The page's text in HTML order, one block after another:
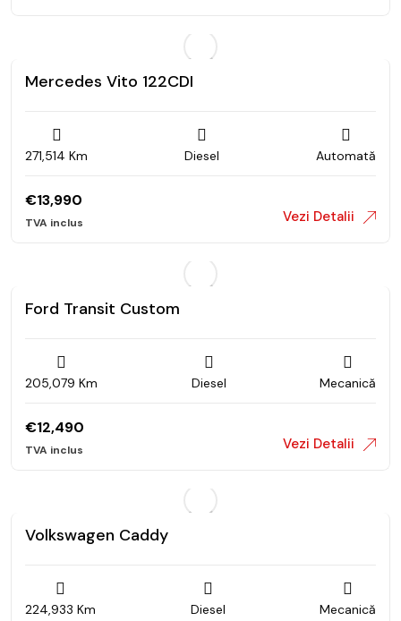
Mercedes Vito 122CDI
271,514 Km Diesel Automată
€13,990
Vezi Detalii
Ford Transit Custom
205,079 Km Diesel Mecanică
€12,490
Vezi Detalii
Volkswagen Caddy
224,933 Km Diesel Mecanică